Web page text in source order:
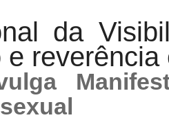
da
reverência